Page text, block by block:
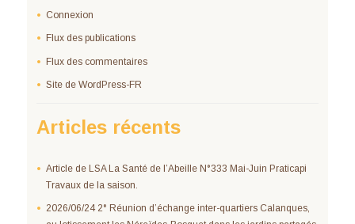
Connexion
Flux des publications
Flux des commentaires
Site de WordPress-FR
Articles récents
Article de LSA La Santé de l’Abeille N°333 Mai-Juin Praticapi
Travaux de la saison.
2026/06/24 2° Réunion d’échange inter-quartiers Calanques,